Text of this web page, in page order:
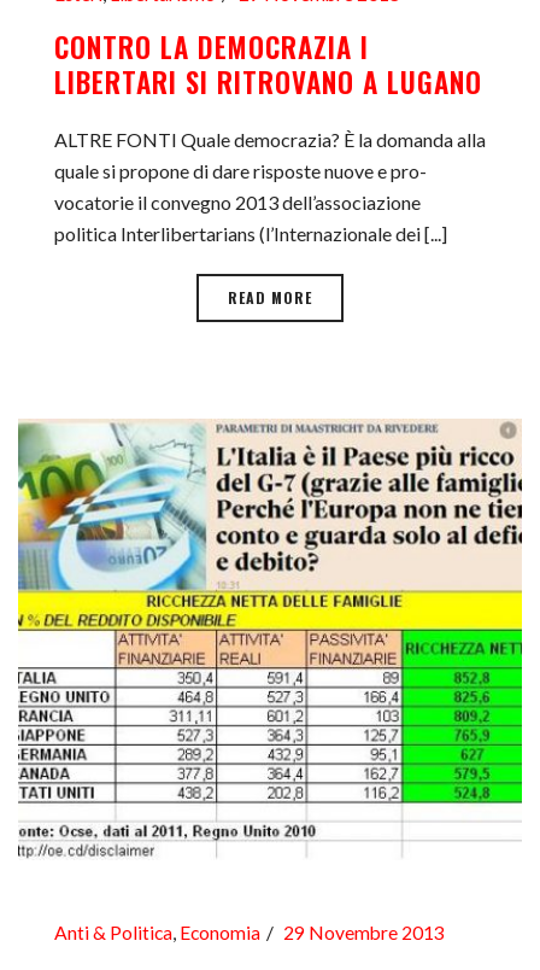
CONTRO LA DEMOCRAZIA I
LIBERTARI SI RITROVANO A LUGANO
ALTRE FONTI Quale democrazia? È la domanda alla
qua­le si propone di dare risposte nuove e pro­
vocatorie il convegno 2013 dell’associazio­ne
politica Interlibertarians (l’Internazio­nale dei [...]
READ MORE
Anti & Politica, Economia 29 Novembre 2013